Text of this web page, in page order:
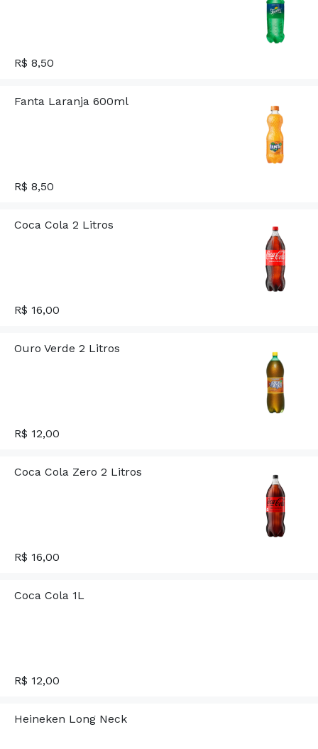
R$ 8,50
Fanta Laranja 600ml
R$ 8,50
Coca Cola 2 Litros
R$ 16,00
Ouro Verde 2 Litros
R$ 12,00
Coca Cola Zero 2 Litros
R$ 16,00
Coca Cola 1L
R$ 12,00
Heineken Long Neck